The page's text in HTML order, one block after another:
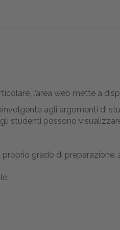
l’area web mette a
agli argomenti di
studenti possono
grado di preparazione,